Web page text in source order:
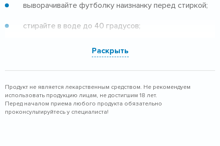
выворачивайте футболку наизнанку перед стиркой;
стирайте в воде до 40 градусов;
используйте качественный порошок для цветной
стирки;
старайтесь избегать интенсивного отжима.
Раскрыть
Продукт не является лекарственным средством. Не рекомендуем
использовать продукцию лицам, не достигшим 18 лет.
Перед началом приема любого продукта обязательно
проконсультируйтесь у специалиста!